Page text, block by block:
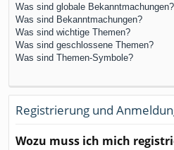
Was sind globale Bekanntmachungen?
Was sind Bekanntmachungen?
Was sind wichtige Themen?
Was sind geschlossene Themen?
Was sind Themen-Symbole?
Registrierung und
Wozu muss ich mich